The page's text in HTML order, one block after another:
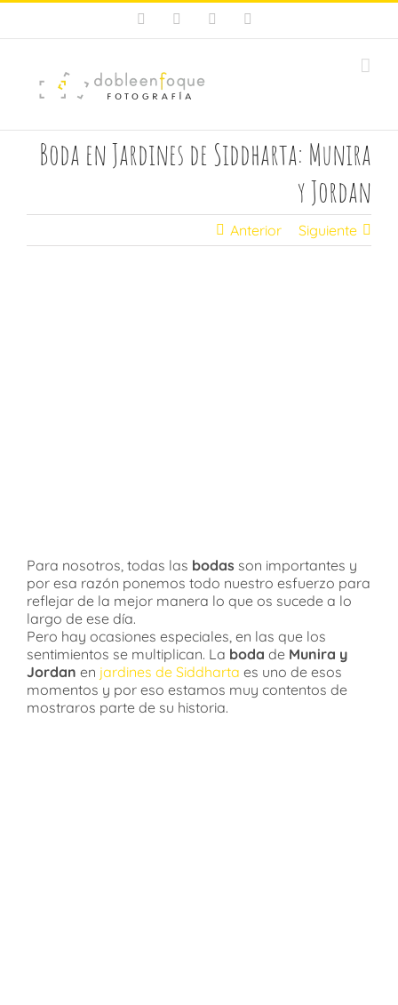
Saltar
contenido
Facebook Instagram
Boda en Jardines de Siddharta: Munira
y Jordan
Anterior Siguiente
Para nosotros, todas las bodas son importantes y
por esa razón ponemos todo nuestro esfuerzo para
reflejar de la mejor manera lo que os sucede a lo
largo de ese día.
Pero hay ocasiones especiales, en las que los
sentimientos se multiplican. La boda de Munira y
Jordan en jardines de Siddharta es uno de esos
momentos y por eso estamos muy contentos de
mostraros parte de su historia.